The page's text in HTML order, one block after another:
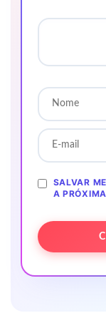
SALVAR
A